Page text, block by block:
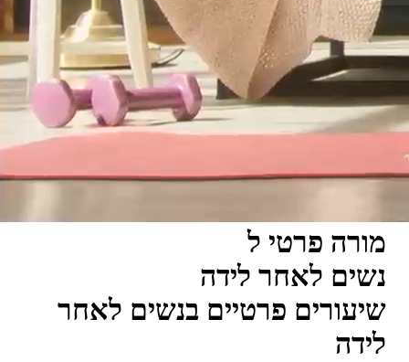
מורה פרטי ל
נשים לאחר לידה
שיעורים פרטיים בנשים לאחר
לידה